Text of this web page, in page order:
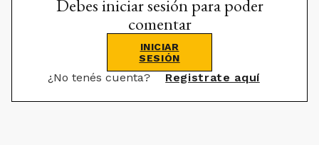
Debes iniciar sesión para poder
comentar
INICIAR
SESIÓN
¿No tenés cuenta? Registrate aquí